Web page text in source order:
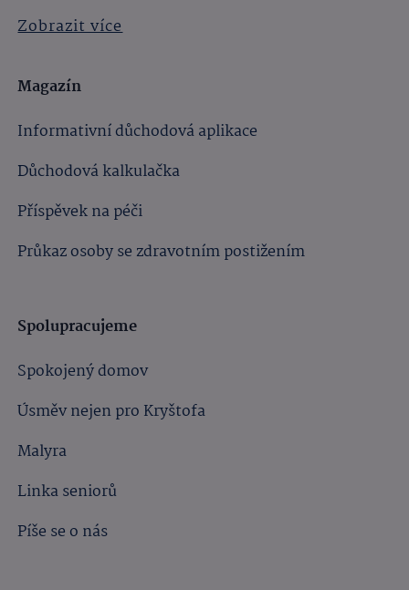
Zobrazit více
Magazín
Informativní důchodová aplikace
Důchodová kalkulačka
Příspěvek na péči
Průkaz osoby se zdravotním postižením
Spolupracujeme
Spokojený domov
Úsměv nejen pro Kryštofa
Malyra
Linka seniorů
Píše se o nás